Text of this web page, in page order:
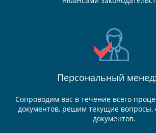
Персональный
Сопроводим вас в течение всего
документов, решим текущие вопросы,
документов.